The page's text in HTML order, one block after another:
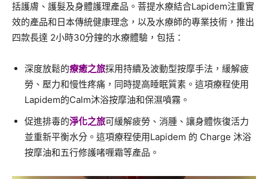
括護膚、護髮及身體護理產品。菩提水療結合Lapidem注重實
效的產品和日本傳統健康理念，以及水療師的專業技術，推出
四款長達 2小時30分鐘的水療體驗，包括：
深度放鬆的療癒之旅採用持續及波動型按摩手法，緩解疲
勞、壓力和慢性疼痛，同時提高睡眠質素。這項療程使用
Lapidem的Calm沐浴按摩油和保濕噴霧。
促進排毒的淨化之旅可緩解疲勞、消腫、讓身體恢復活力
並重新平衡水分。這項療程使用Lapidem 的 Charge 沐浴
按摩油和五行修護啫喱霜等產品。